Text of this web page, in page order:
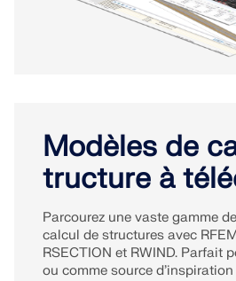
Modèles de
tructure à
Parcourez une vaste gamme
calcul de structures avec
RSECTION et RWIND. Parfait
ou comme source